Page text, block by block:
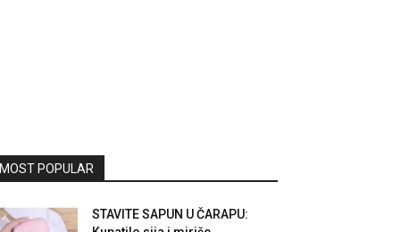
MOST POPULAR
STAVITE SAPUN U ČARAPU: